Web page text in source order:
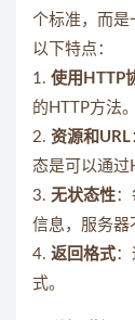
个标准，而是
以下特点：
1. 使用HTTP
的HTTP方法。
2. 资源和URL
态是可以通过
3. 无状态性
信息，服务器
4. 返回格式
式。